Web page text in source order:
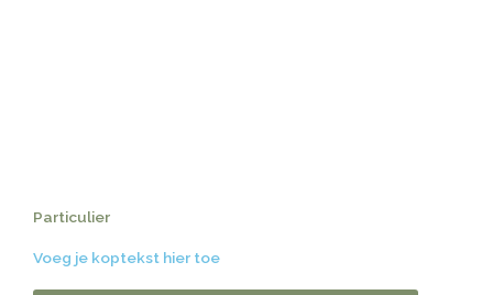
Particulier
Voeg je koptekst hier toe